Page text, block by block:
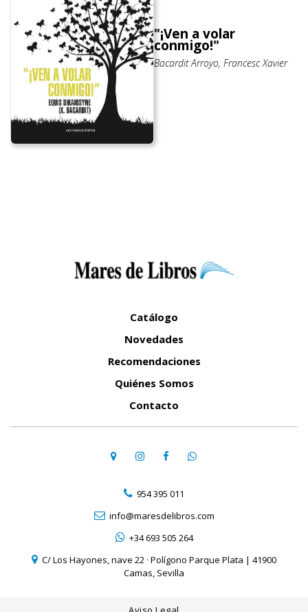
"¡Ven a volar
conmigo!"
Bacardit Arroyo, Francesc Xavier
Catálogo
Novedades
Recomendaciones
Quiénes Somos
Contacto
954 395 011
info@maresdelibros.com
+34 693 505 264
C/ Los Hayones, nave 22 · Polígono Parque Plata | 41900
Camas, Sevilla